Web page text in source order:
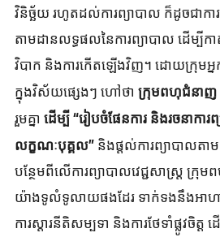
វិនិច្ឆ័យ រហូតដល់ការព្យាបាល ក៏ដូចជាការ
តាមដានលទ្ធផលនៃការព្យាបាល ដើម្បី
វិបាក និងការកើតឡើងវិញ។ ដោយក្រុម
ក្នុងវិស័យផ្សេងៗ ហៅថា ក្រុមពហុជំនាញ
រួមគ្នា ដើម្បី “រៀបចំផែនការ និងរចនាការ
លក្ខណៈបុគ្គល” និងផ្តល់ការព្យាបាលតា
បន្ថែមពីលើការព្យាបាលវេជ្ជសាស្រ្ត ក្រុ
យ៉ាងទូលំទូលាយផងដែរ ទាក់ទងនឹងអាហា
ការស្តារនីតិសម្បទា និងការថែទាំផ្លូវចិត្